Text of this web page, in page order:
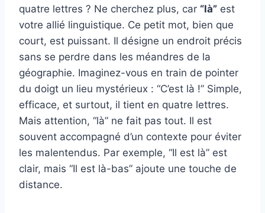
quatre lettres ? Ne cherchez plus, car “là” est
votre allié linguistique. Ce petit mot, bien que
court, est puissant. Il désigne un endroit précis
sans se perdre dans les méandres de la
géographie. Imaginez-vous en train de pointer
du doigt un lieu mystérieux : “C’est là !” Simple,
efficace, et surtout, il tient en quatre lettres.
Mais attention, “là” ne fait pas tout. Il est
souvent accompagné d’un contexte pour éviter
les malentendus. Par exemple, “Il est là” est
clair, mais “Il est là-bas” ajoute une touche de
distance.